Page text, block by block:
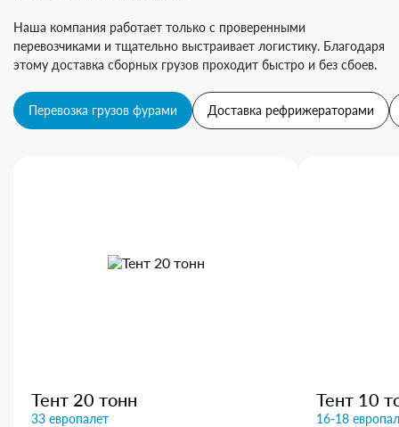
Наша компания работает только с проверенными
перевозчиками и тщательно выстраивает логистику. Благодаря
этому доставка сборных грузов проходит быстро и без сбоев.
Перевозка грузов фурами Доставка рефрижераторами
Тент 20 тонн
33 европалет
Тент 10
16-18